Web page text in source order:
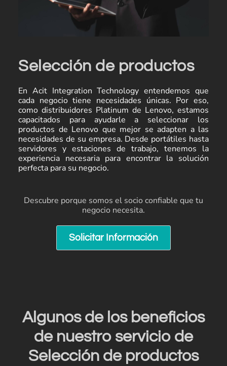
Selección de productos
En Acit Integration Technology entendemos que
cada negocio tiene necesidades únicas. Por eso,
como distribuidores Platinum de Lenovo, estamos
capacitados para ayudarle a seleccionar los
productos de Lenovo que mejor se adapten a las
necesidades de su empresa. Desde portátiles hasta
servidores y estaciones de trabajo, tenemos la
experiencia necesaria para encontrar la solución
perfecta para su negocio.
Descubre porque somos el socio confiable que tu
negocio necesita.
Solicitar Información
Algunos de los beneficios
de nuestro servicio de
Selección de productos